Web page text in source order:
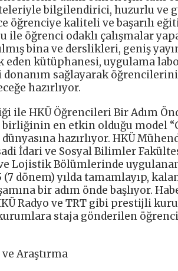
bilgilendirici, huzurlu ve
öğrenciye kaliteli ve başarılı
ile öğrenci odaklı çalışmalar
bina ve derslikleri, geniş
eden kütüphanesi, uygulama
sağlayarak
hazırlıyor.
ile HKÜ Öğrencileri Bir Adım
en etkin olduğu model
hazırlıyor. HKÜ
İdari ve Sosyal Bilimler
Lojistik Bölümlerinde
dönem) yılda tamamlayıp,
bir adım önde başlıyor.
Radyo ve TRT gibi prestijli
staja gönderilen
Araştırma